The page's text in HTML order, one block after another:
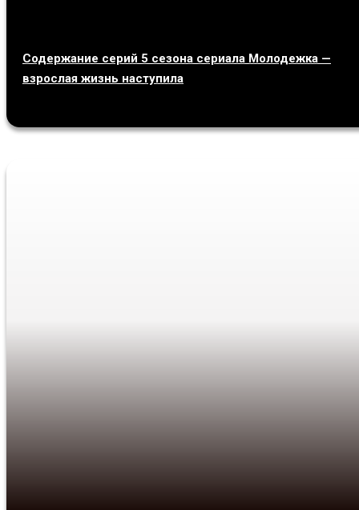
Содержание серий 5 сезона сериала Молодежка —
взрослая жизнь наступила